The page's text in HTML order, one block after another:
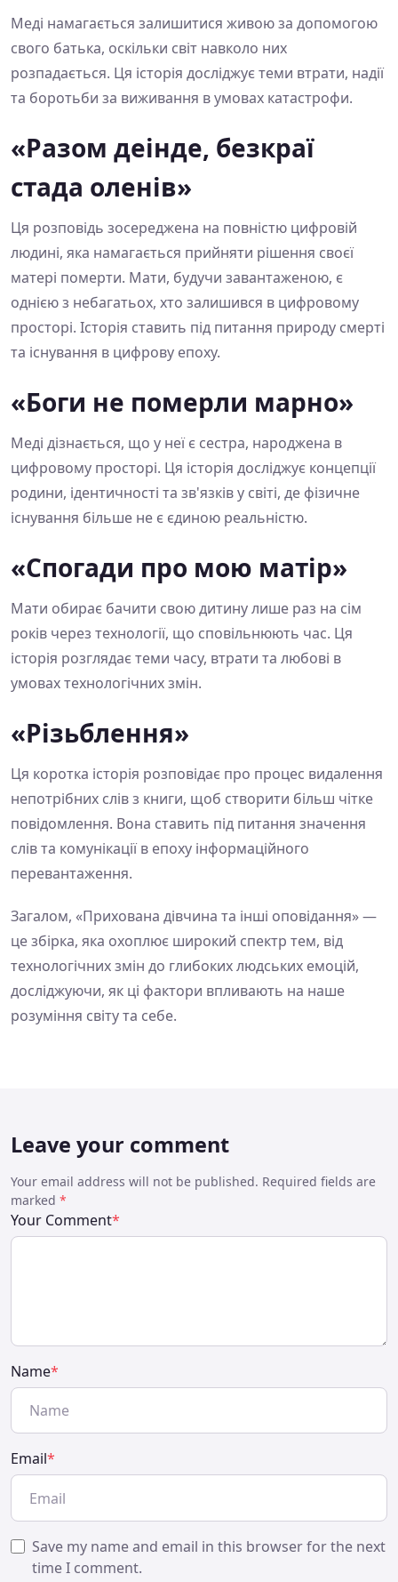
Меді намагається залишитися живою за допомогою
свого батька, оскільки світ навколо них
розпадається. Ця історія досліджує теми втрати, надії
та боротьби за виживання в умовах катастрофи.
«Разом деінде, безкраї
стада оленів»
Ця розповідь зосереджена на повністю цифровій
людині, яка намагається прийняти рішення своєї
матері померти. Мати, будучи завантаженою, є
однією з небагатьох, хто залишився в цифровому
просторі. Історія ставить під питання природу смерті
та існування в цифрову епоху.
«Боги не померли марно»
Меді дізнається, що у неї є сестра, народжена в
цифровому просторі. Ця історія досліджує концепції
родини, ідентичності та зв'язків у світі, де фізичне
існування більше не є єдиною реальністю.
«Спогади про мою матір»
Мати обирає бачити свою дитину лише раз на сім
років через технології, що сповільнюють час. Ця
історія розглядає теми часу, втрати та любові в
умовах технологічних змін.
«Різьблення»
Ця коротка історія розповідає про процес видалення
непотрібних слів з книги, щоб створити більш чітке
повідомлення. Вона ставить під питання значення
слів та комунікації в епоху інформаційного
перевантаження.
Загалом, «Прихована дівчина та інші оповідання» —
це збірка, яка охоплює широкий спектр тем, від
технологічних змін до глибоких людських емоцій,
досліджуючи, як ці фактори впливають на наше
розуміння світу та себе.
Leave your comment
Your email address will not be published. Required fields are
marked *
Your Comment*
Name*
Email*
Save my name and email in this browser for the next
time I comment.